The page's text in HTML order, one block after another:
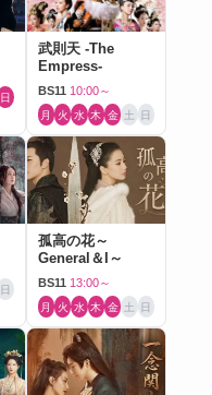
日
武則天 -The
Empress-
BS11 10:00～
月 火 水 木 金 土 日
日
孤高の花～
General＆I～
BS11 13:00～
月 火 水 木 金 土 日